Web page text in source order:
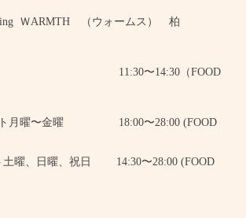
ＷARMTH （ウォームス） 柏
11:30〜14:30（FOOD
ト月曜〜金曜 18:00〜28:00 (FOOD
土曜、日曜、祝日 14:30〜28:00 (FOOD